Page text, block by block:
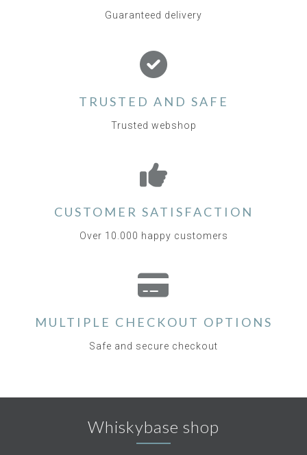
Guaranteed delivery
TRUSTED AND SAFE
Trusted webshop
CUSTOMER SATISFACTION
Over 10.000 happy customers
MULTIPLE CHECKOUT OPTIONS
Safe and secure checkout
Whiskybase shop